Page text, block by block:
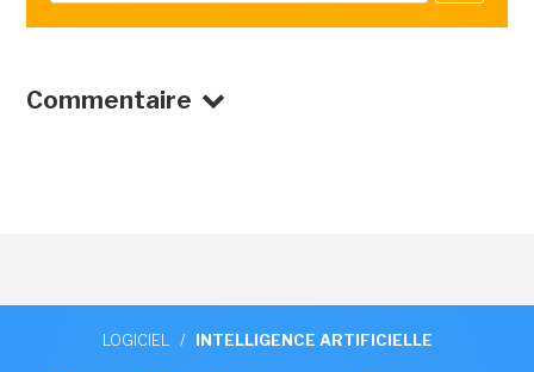
Commentaire
LOGICIEL / INTELLIGENCE ARTIFICIELLE